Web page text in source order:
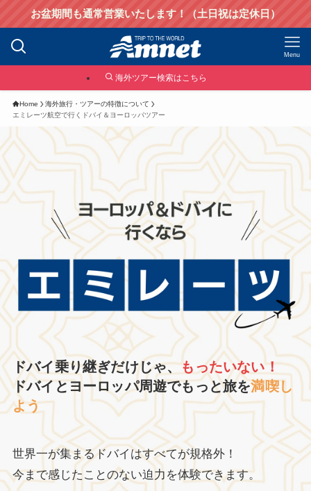
お盆期間も通常営業いたします！（土日祝は定休日）
Menu
海外ツアー検索はこちら
Home
海外旅行・ツアーの特徴について
エミレーツ航空で行くドバイ＆ヨーロッパツアー
ドバイ乗り継ぎだけじゃ、もったいない！
ドバイとヨーロッパ周遊でもっと旅を満喫し
よう
世界一が集まるドバイはすべてが規格外！
今まで感じたことのない迫力を体験できます。